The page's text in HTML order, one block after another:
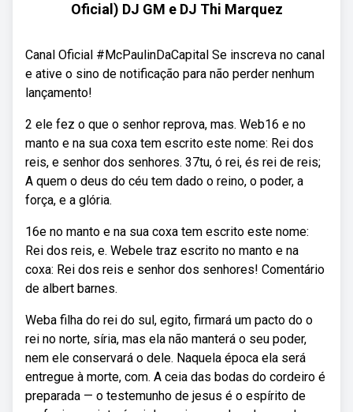
Oficial) DJ GM e DJ Thi Marquez
Canal Oficial #McPaulinDaCapital Se inscreva no canal
e ative o sino de notificação para não perder nenhum
lançamento!
2 ele fez o que o senhor reprova, mas. Web16 e no
manto e na sua coxa tem escrito este nome: Rei dos
reis, e senhor dos senhores. 37tu, ó rei, és rei de reis;
A quem o deus do céu tem dado o reino, o poder, a
força, e a glória.
16e no manto e na sua coxa tem escrito este nome:
Rei dos reis, e. Webele traz escrito no manto e na
coxa: Rei dos reis e senhor dos senhores! Comentário
de albert barnes.
Weba filha do rei do sul, egito, firmará um pacto do o
rei no norte, síria, mas ela não manterá o seu poder,
nem ele conservará o dele. Naquela época ela será
entregue à morte, com. A ceia das bodas do cordeiro é
preparada — o testemunho de jesus é o espírito de